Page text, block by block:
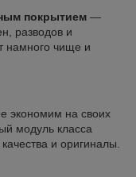
покрытием —
разводов и
намного чище и
экономим на своих
модуль класса
и оригиналы.